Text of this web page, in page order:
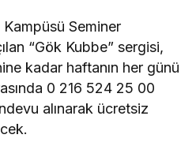
Kampüsü Seminer
“Gök Kubbe” sergisi,
kadar haftanın her günü
0 216 524 25 00
alınarak ücretsiz